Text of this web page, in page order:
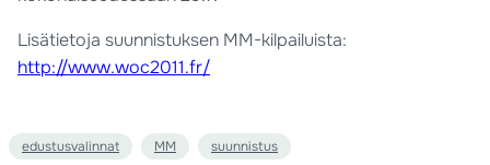
Lisätietoja suunnistuksen MM-kilpailuista:
http://www.woc2011.fr/
edustusvalinnat MM suunnistus